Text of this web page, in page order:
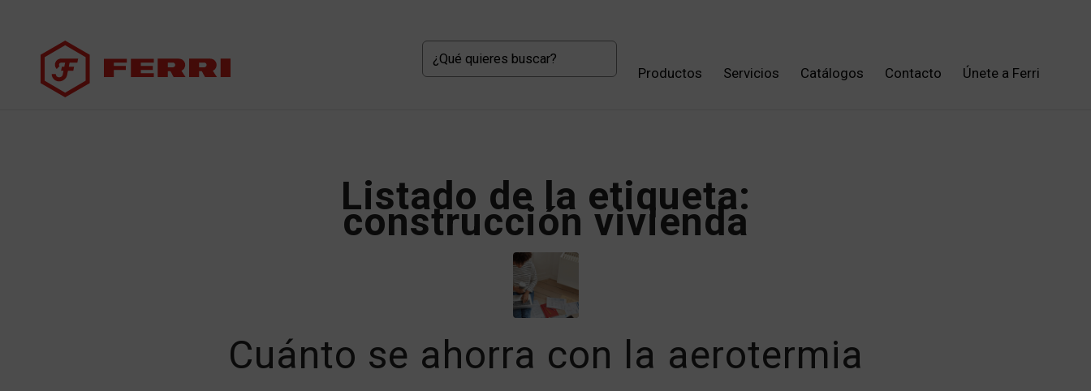
Productos Servicios Catálogos Contacto Únete a Ferri
Listado de la etiqueta:
construcción vivienda
Cuánto se ahorra con la aerotermia